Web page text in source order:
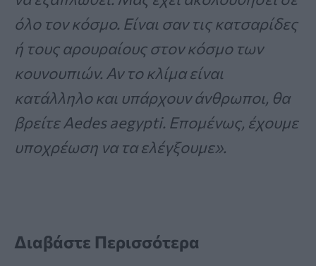
όλο τον κόσμο. Είναι σαν τις κατσαρίδες
ή τους αρουραίους στον κόσμο των
κουνουπιών. Αν το κλίμα είναι
κατάλληλο και υπάρχουν άνθρωποι, θα
βρείτε Aedes aegypti. Επομένως, έχουμε
υποχρέωση να τα ελέγξουμε».
Διαβάστε Περισσότερα